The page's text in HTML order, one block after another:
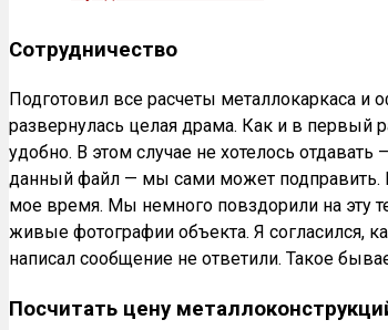
Сотрудничество
Подготовил все расчеты металлокаркаса
развернулась целая драма. Как и в первый
удобно. В этом случае не хотелось
данный файл — мы сами может подправить.
мое время. Мы немного повздорили на эту
живые фотографии объекта. Я согласился,
написал сообщение не ответили. Такое
Посчитать цену